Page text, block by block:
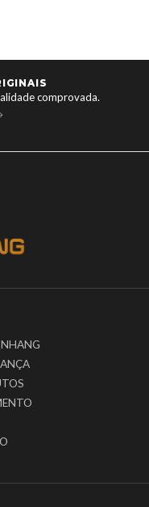
E CONFIÁVEL
rápida e confiável para toda